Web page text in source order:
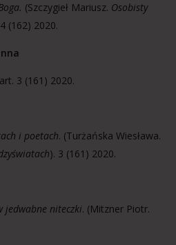
(Szczygieł Mariusz. Osobisty
(162) 2020.
3 (161) 2020.
i poetach. (Turżańska Wiesława.
). 3 (161) 2020.
jedwabne niteczki. (Mitzner Piotr.